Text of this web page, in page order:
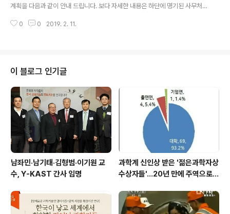
계획을 다음과 같이 안내 드립니다. 보다 자세한 내용은 하단에 명기된 사무처
9. 2. 08.(금) 16:00 - 장 소: 한림원회관 ※ 경영지원실 031-710-4651 ○ 2
학술팀 031-710-4625 ○ 2019년도 제1회 정기총회 - 일 시: 2019..
0 0 2019. 2. 11.
이 블로그 인기글
남좌민·남기태·김형범·이기원 교
수, Y-KAST 간사 임명
과학계 신인상 받은 '젊은과학자상
수상자들'…20년 만에 주역으로